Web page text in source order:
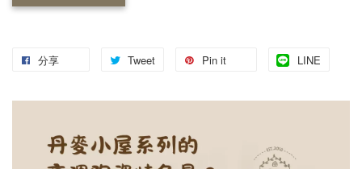
分享 Tweet Pin it LINE